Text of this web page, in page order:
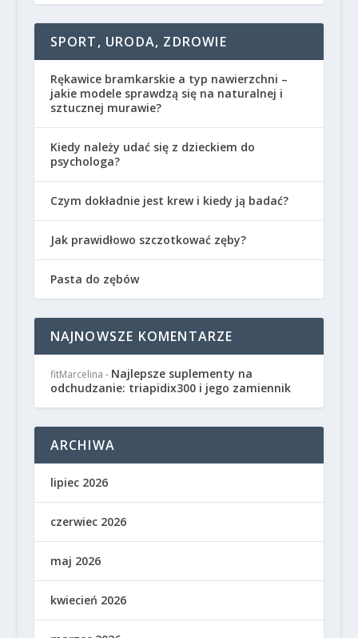
SPORT, URODA, ZDROWIE
Rękawice bramkarskie a typ nawierzchni –
jakie modele sprawdzą się na naturalnej i
sztucznej murawie?
Kiedy należy udać się z dzieckiem do
psychologa?
Czym dokładnie jest krew i kiedy ją badać?
Jak prawidłowo szczotkować zęby?
Pasta do zębów
NAJNOWSZE KOMENTARZE
fitMarcelina - Najlepsze suplementy na
odchudzanie: triapidix300 i jego zamiennik
ARCHIWA
lipiec 2026
czerwiec 2026
maj 2026
kwiecień 2026